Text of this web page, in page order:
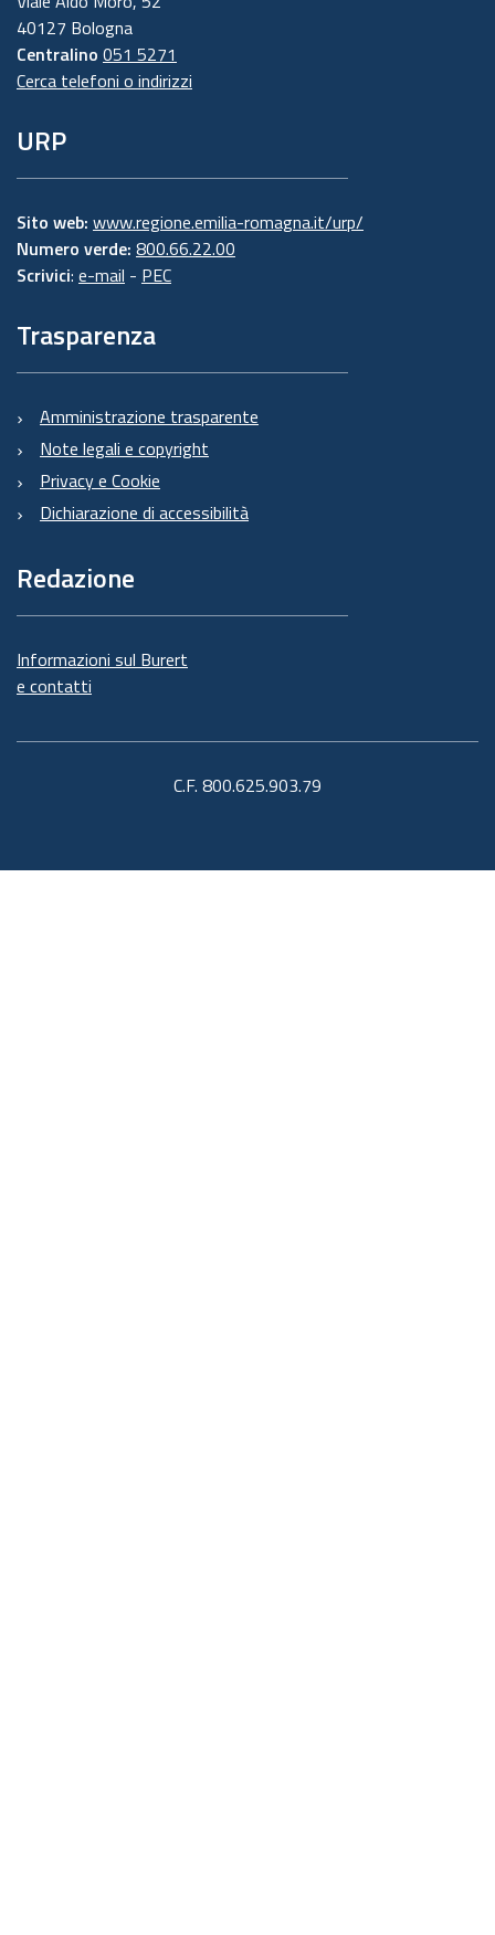
40127 Bologna
Centralino 051 5271
Cerca telefoni o indirizzi
URP
Sito web: www.regione.emilia-romagna.it/urp/
Numero verde: 800.66.22.00
Scrivici: e-mail - PEC
Trasparenza
Amministrazione trasparente
Note legali e copyright
Privacy e Cookie
Dichiarazione di accessibilità
Redazione
Informazioni sul Burert
e contatti
C.F. 800.625.903.79